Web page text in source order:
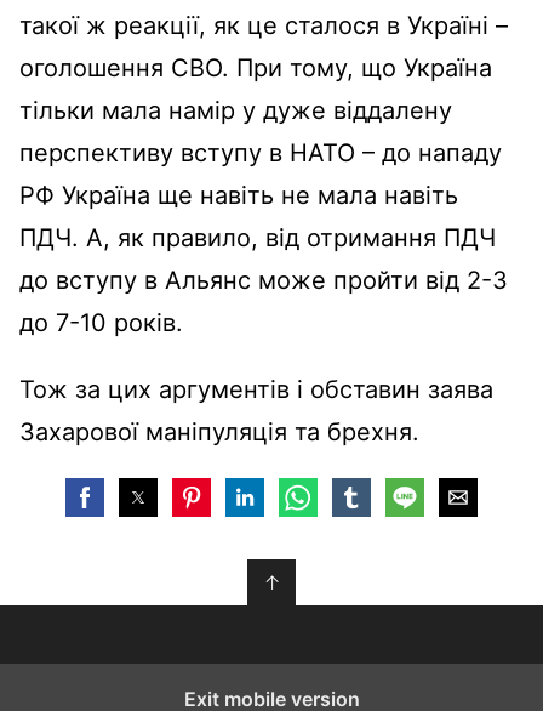
такої ж реакції, як це сталося в Україні –
оголошення СВО. При тому, що Україна
тільки мала намір у дуже віддалену
перспективу вступу в НАТО – до нападу
РФ Україна ще навіть не мала навіть
ПДЧ. А, як правило, від отримання ПДЧ
до вступу в Альянс може пройти від 2-3
до 7-10 років.
Тож за цих аргументів і обставин заява
Захарової маніпуляція та брехня.
↑
Exit mobile version